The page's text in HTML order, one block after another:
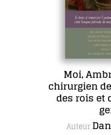
Moi,
chirurgien
des rois et
Auteur